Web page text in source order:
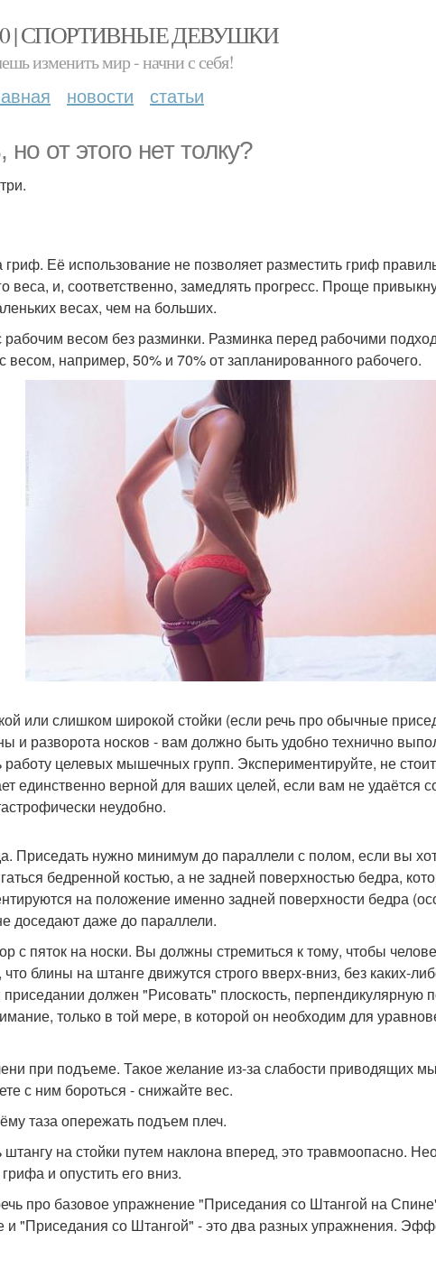
| СПОРТИВНЫЕ ДЕВУШКИ
изменить мир - начни с себя!
новости статьи
от этого нет толку?
Её использование не позволяет разместить гриф
и, соответственно, замедлять прогресс. Проще
весах, чем на больших.
рабочим весом без разминки. Разминка перед рабочими
например, 50% и 70% от запланированного рабочего.
или слишком широкой стойки (если речь про обычные
и разворота носков - вам должно быть удобно технично
целевых мышечных групп. Экспериментируйте, не
единственно верной для ваших целей, если вам не удаётся
неудобно.
Приседать нужно минимум до параллели с полом, если вы
бедренной костью, а не задней поверхностью бедра,
на положение именно задней поверхности бедра
доседают даже до параллели.
с пяток на носки. Вы должны стремиться к тому, чтобы
блины на штанге движутся строго вверх-вниз, без каких-
приседании должен "Рисовать" плоскость, перпендикулярную
только в той мере, в которой он необходим для
при подъеме. Такое желание из-за слабости приводящих
с ним бороться - снижайте вес.
таза опережать подъем плеч.
на стойки путем наклона вперед, это травмоопасно.
и опустить его вниз.
про базовое упражнение "Приседания со Штангой на
"Приседания со Штангой" - это два разных упражнения.